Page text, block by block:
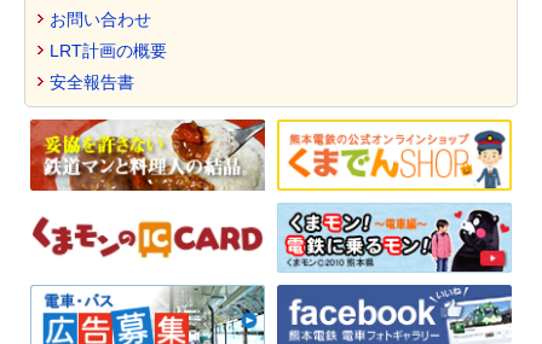
お問い合わせ
LRT計画の概要
安全報告書